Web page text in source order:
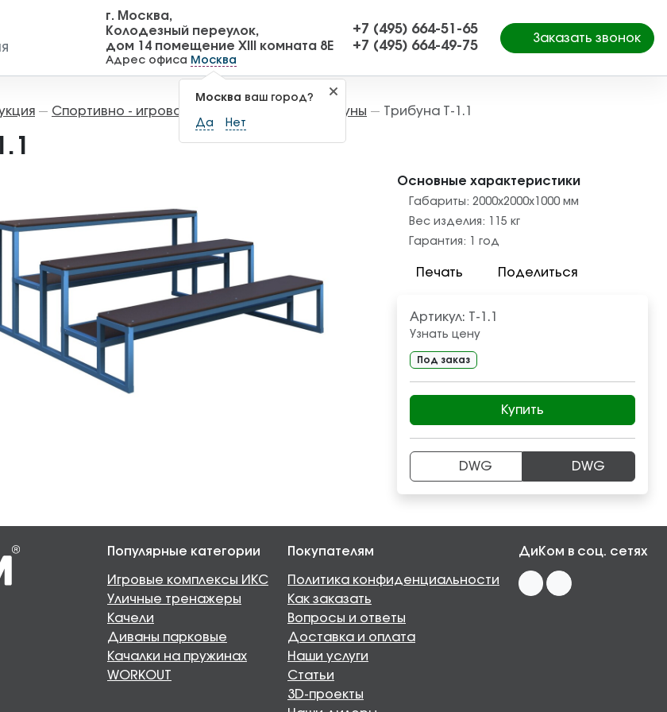
г. Москва,
Колодезный переулок,
дом 14 помещение XIII комната 8Е
Адрес офиса Москва
Москва ваш город?
Да Нет
+7 (495) 664-51-65
+7 (495) 664-49-75
Заказать звонок
— Спортивно - игровое оборудование Трибуны — Трибуна Т-1.1
Основные характеристики
Габариты: 2000х2000х1000 мм
Вес изделия:
115 кг
Гарантия:
1 год
Печать Поделиться
Артикул: Т-1.1
Узнать цену
Под заказ
Купить
DWG DWG
Популярные категории
Игровые комплексы ИКС
Уличные тренажеры
Качели
Диваны парковые
Качалки на пружинах
WORKOUT
Покупателям
Политика конфиденциальности
Как заказать
Вопросы и ответы
Доставка и оплата
Наши услуги
Статьи
3D-проекты
ДиКом в соц. сетях